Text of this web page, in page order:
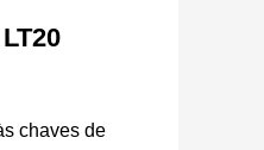
chaves de